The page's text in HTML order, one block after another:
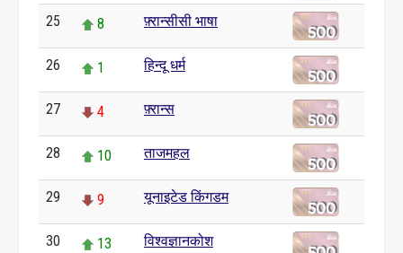
25 8 फ़्रान्सीसी भाषा
26 1 हिन्दू धर्म
27 4 फ़्रान्स
28 10 ताजमहल
29 9 यूनाइटेड किंगडम
30 13 विश्वज्ञानकोश